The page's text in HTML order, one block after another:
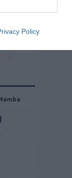
Policy